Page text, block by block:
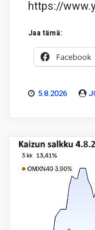
https://
Jaa tämä:
Facebook
5.8.2026